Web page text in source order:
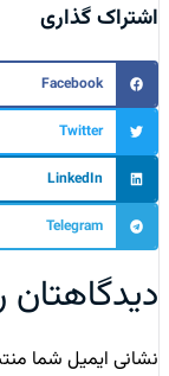
اشتراک گذاری
Facebook
Twitter
LinkedIn
Telegram
دیدگاهتان
نشانی ایمیل شما